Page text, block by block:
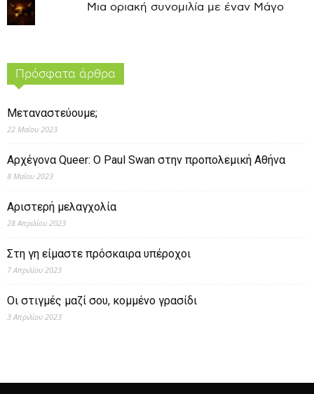
Μια οριακή συνομιλία με έναν Μάγο
Πρόσφατα άρθρα
Μεταναστεύουμε;
22 Μαΐου 2023
Αρχέγονα Queer: O Paul Swan στην προπολεμική Αθήνα
8 Μαΐου 2023
Αριστερή μελαγχολία
28 Απριλίου 2023
Στη γη είμαστε πρόσκαιρα υπέροχοι
7 Απριλίου 2023
Οι στιγμές μαζί σου, κομμένο γρασίδι
3 Απριλίου 2023